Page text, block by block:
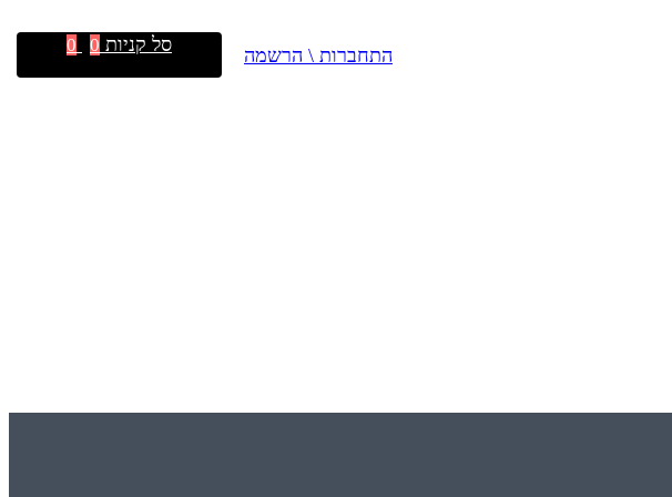
התחברות \ הרשמה סל קניות 0
0